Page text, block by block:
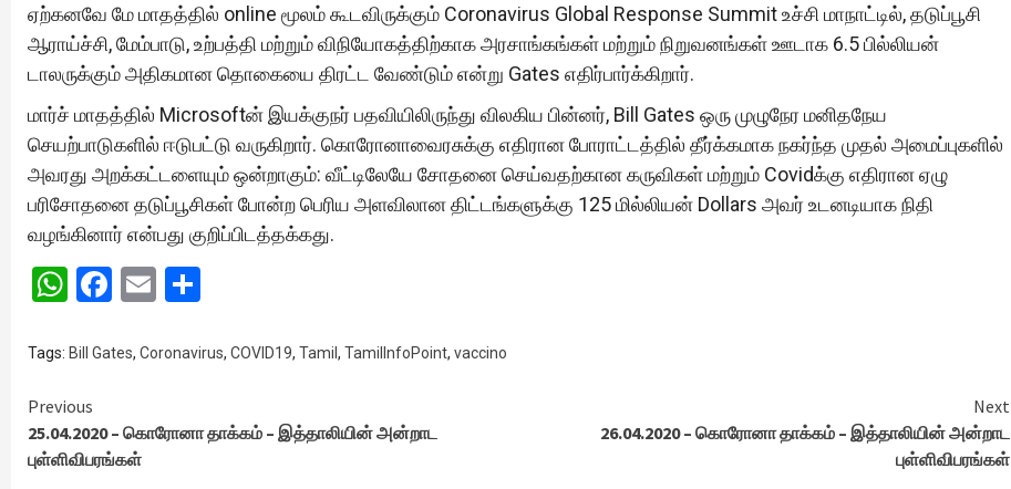
ஏற்கனவே மே மாதத்தில் online மூலம் கூடவிருக்கும் Coronavirus Global Response Summit உச்சி மாநாட்டில், தடுப்பூசி
ஆராய்ச்சி, மேம்பாடு, உற்பத்தி மற்றும் விநியோகத்திற்காக அரசாங்கங்கள் மற்றும் நிறுவனங்கள் ஊடாக 6.5 பில்லியன்
டாலருக்கும் அதிகமான தொகையை திரட்ட வேண்டும் என்று Gates எதிர்பார்க்கிறார்.
மார்ச் மாதத்தில் Microsoftன் இயக்குநர் பதவியிலிருந்து விலகிய பின்னர், Bill Gates ஒரு முழுநேர மனிதநேய
செயற்பாடுகளில் ஈடுபட்டு வருகிறார். கொரோனாவைரசுக்கு எதிரான போராட்டத்தில் தீர்க்கமாக நகர்ந்த முதல் அமைப்புகளில்
அவரது அறக்கட்டளையும் ஒன்றாகும்: வீட்டிலேயே சோதனை செய்வதற்கான கருவிகள் மற்றும் Covidக்கு எதிரான ஏழு
பரிசோதனை தடுப்பூசிகள் போன்ற பெரிய அளவிலான திட்டங்களுக்கு 125 மில்லியன் Dollars அவர் உடனடியாக நிதி
வழங்கினார் என்பது குறிப்பிடத்தக்கது.
WhatsApp
Facebook
Email
Tags: Bill Gates, Coronavirus, COVID19, Tamil , TamilInfoPoint, vaccino
Continue
Reading
Previous
25.04.2020 – கொரோனா தாக்கம் – இத்தாலியின் அன்றாட
புள்ளிவிபரங்கள்
Next
26.04.2020 – கொரோனா தாக்கம் – இத்தாலியின் அன்றாட
புள்ளிவிபரங்கள்